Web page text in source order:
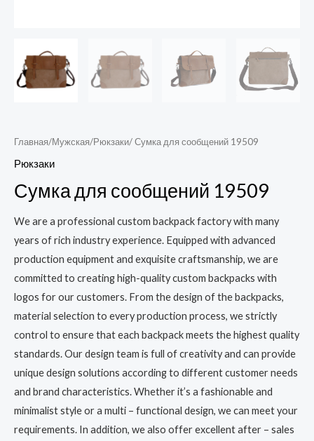
Главная/Мужская/Рюкзаки/ Сумка для сообщений 19509
Рюкзаки
Сумка для сообщений 19509
We are a professional custom backpack factory with many
years of rich industry experience. Equipped with advanced
production equipment and exquisite craftsmanship, we are
committed to creating high-quality custom backpacks with
logos for our customers. From the design of the backpacks,
material selection to every production process, we strictly
control to ensure that each backpack meets the highest quality
standards. Our design team is full of creativity and can provide
unique design solutions according to different customer needs
and brand characteristics. Whether it’s a fashionable and
minimalist style or a multi – functional design, we can meet your
requirements. In addition, we also offer excellent after – sales